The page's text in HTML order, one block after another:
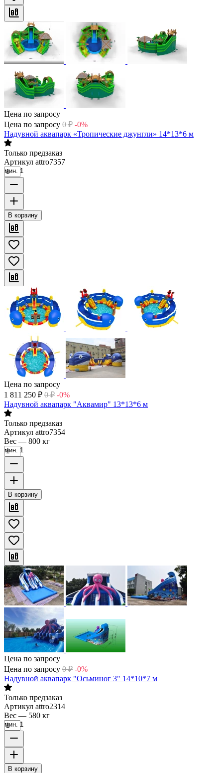
Цена по запросу
Цена по запросу 0 ₽ -0%
Надувной аквапарк «Тропические джунгли» 14*13*6 м
Только предзаказ
Артикул attro7357
мин. 1
В корзину
Цена по запросу
1 811 250 ₽ 0 ₽ -0%
Надувной аквапарк "Аквамир" 13*13*6 м
Только предзаказ
Артикул attro7354
Вес — 800 кг
мин. 1
В корзину
Цена по запросу
Цена по запросу 0 ₽ -0%
Надувной аквапарк "Осьминог 3" 14*10*7 м
Только предзаказ
Артикул attro2314
Вес — 580 кг
мин. 1
В корзину